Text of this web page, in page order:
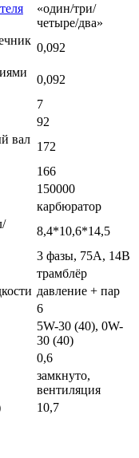
«один/три/
четыре/два»
0,092
0,092
7
92
вал
172
166
150000
карбюратор
8,4*10,6*14,5
3 фазы, 75А, 14В
трамблёр
давление + пар
6
5W-30 (40), 0W-
30 (40)
0,6
замкнуто,
вентиляция
10,7